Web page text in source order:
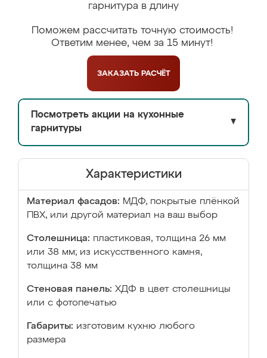
гарнитура в длину
Поможем рассчитать точную стоимость!
Ответим менее, чем за 15 минут!
ЗАКАЗАТЬ РАСЧЁТ
Посмотреть акции на кухонные
гарнитуры
▼
Характеристики
Материал фасадов: МДФ, покрытые плёнкой
ПВХ, или другой материал на ваш выбор
Столешница: пластиковая, толщина 26 мм
или 38 мм; из искусственного камня,
толщина 38 мм
Стеновая панель: ХДФ в цвет столешницы
или с фотопечатью
Габариты: изготовим кухню любого
размера